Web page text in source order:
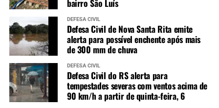
bairro São Luís
DEFESA CIVIL
Defesa Civil de Nova Santa Rita emite
alerta para possível enchente após mais
de 300 mm de chuva
DEFESA CIVIL
Defesa Civil do RS alerta para
tempestades severas com ventos acima de
90 km/h a partir de quinta-feira, 6